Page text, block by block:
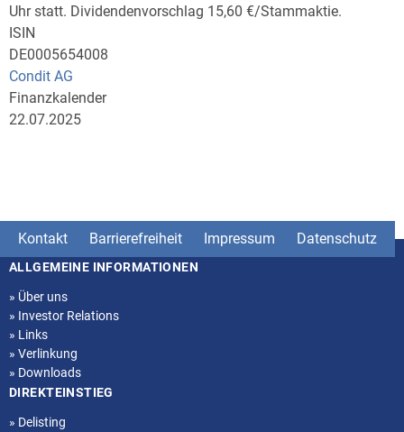
Uhr statt. Dividendenvorschlag 15,60 €/Stammaktie.
ISIN
DE0005654008
Condit AG
Finanzkalender
22.07.2025
Kontakt Barrierefreiheit Impressum Datenschutz
Seitenstruktur
ALLGEMEINE INFORMATIONEN
» Über uns
» Investor Relations
» Links
» Verlinkung
» Downloads
DIREKTEINSTIEG
» Delisting